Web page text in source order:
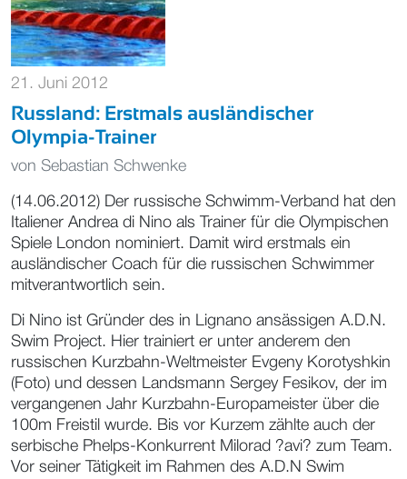
21. Juni 2012
Russland: Erstmals ausländischer
Olympia-Trainer
von Sebastian Schwenke
(14.06.2012) Der russische Schwimm-Verband hat den
Italiener Andrea di Nino als Trainer für die Olympischen
Spiele London nominiert. Damit wird erstmals ein
ausländischer Coach für die russischen Schwimmer
mitverantwortlich sein.
Di Nino ist Gründer des in Lignano ansässigen A.D.N.
Swim Project. Hier trainiert er unter anderem den
russischen Kurzbahn-Weltmeister Evgeny Korotyshkin
(Foto) und dessen Landsmann Sergey Fesikov, der im
vergangenen Jahr Kurzbahn-Europameister über die
100m Freistil wurde. Bis vor Kurzem zählte auch der
serbische Phelps-Konkurrent Milorad ?avi? zum Team.
Vor seiner Tätigkeit im Rahmen des A.D.N Swim